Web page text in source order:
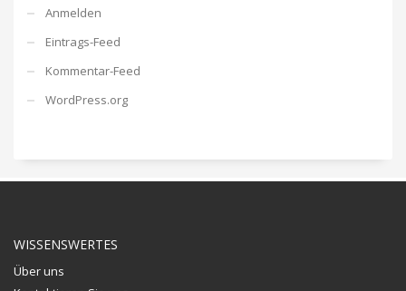
Anmelden
Eintrags-Feed
Kommentar-Feed
WordPress.org
WISSENSWERTES
Über uns